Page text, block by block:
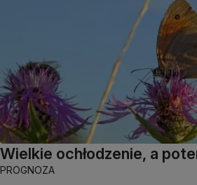
Wielkie ochłodzenie, a
PROGNOZA